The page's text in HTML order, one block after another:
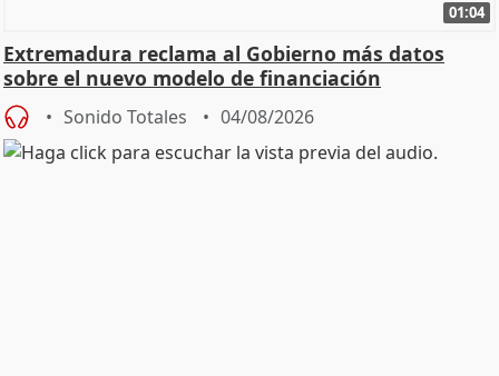
01:04
Extremadura reclama al Gobierno más datos
sobre el nuevo modelo de financiación
Sonido Totales 04/08/2026